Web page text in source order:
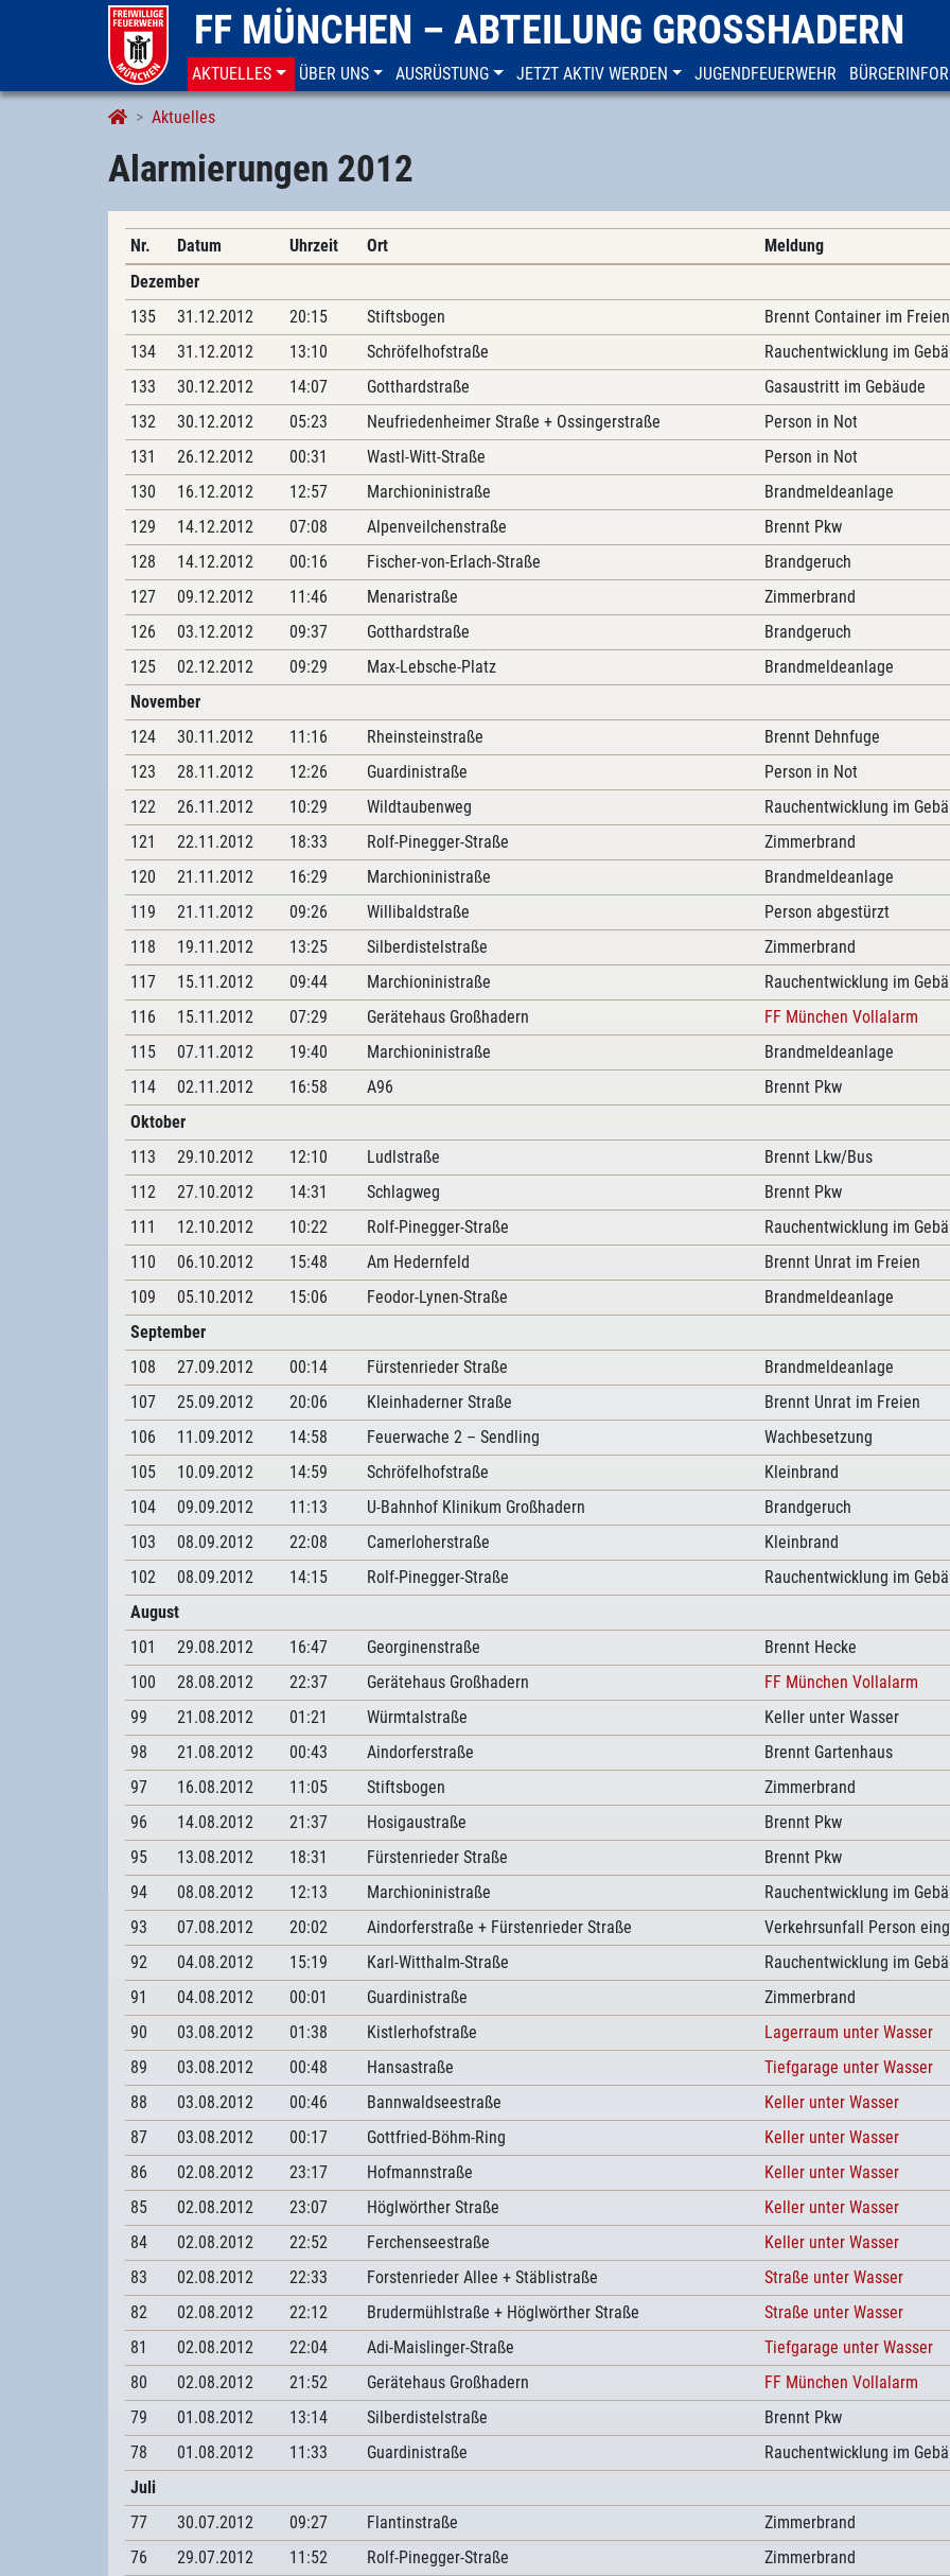
FF MÜNCHEN – ABTEILUNG GROSSHADERN
AKTUELLES ÜBER UNS AUSRÜSTUNG JETZT AKTIV WERDEN JUGENDFEUERWEHR
Aktuelles
Alarmierungen
Alarmierungen 2012
Nr. Datum Uhrzeit Ort
Meldung
Dezember
135
31.12.2012 20:15 Stiftsbogen
Brennt Container im Freien
134
31.12.2012 13:10 Schröfelhofstraße
Rauchentwicklung im
133
30.12.2012 14:07 Gotthardstraße
Gasaustritt im Gebäude
132
30.12.2012 05:23 Neufriedenheimer Straße + Ossingerstraße
Person in Not
131
26.12.2012 00:31 Wastl-Witt-Straße
Person in Not
130
16.12.2012 12:57 Marchioninistraße
Brandmeldeanlage
129
14.12.2012 07:08 Alpenveilchenstraße
Brennt Pkw
128
14.12.2012 00:16 Fischer-von-Erlach-Straße
Brandgeruch
127
09.12.2012 11:46 Menaristraße
Zimmerbrand
126
03.12.2012 09:37 Gotthardstraße
Brandgeruch
125
02.12.2012 09:29 Max-Lebsche-Platz
Brandmeldeanlage
November
124
30.11.2012 11:16 Rheinsteinstraße
Brennt Dehnfuge
123
28.11.2012 12:26 Guardinistraße
Person in Not
122
26.11.2012 10:29 Wildtaubenweg
Rauchentwicklung im
121
22.11.2012 18:33 Rolf-Pinegger-Straße
Zimmerbrand
120
21.11.2012 16:29 Marchioninistraße
Brandmeldeanlage
119
21.11.2012 09:26 Willibaldstraße
Person abgestürzt
118
19.11.2012 13:25 Silberdistelstraße
Zimmerbrand
117
15.11.2012 09:44 Marchioninistraße
Rauchentwicklung im
116
15.11.2012 07:29 Gerätehaus Großhadern
FF München Vollalarm
115
07.11.2012 19:40 Marchioninistraße
Brandmeldeanlage
114
02.11.2012 16:58 A96
Brennt Pkw
Oktober
113
29.10.2012 12:10 Ludlstraße
Brennt Lkw/Bus
112
27.10.2012 14:31 Schlagweg
Brennt Pkw
111
12.10.2012 10:22 Rolf-Pinegger-Straße
Rauchentwicklung im
110
06.10.2012 15:48 Am Hedernfeld
Brennt Unrat im Freien
109
05.10.2012 15:06 Feodor-Lynen-Straße
Brandmeldeanlage
September
108
27.09.2012 00:14 Fürstenrieder Straße
Brandmeldeanlage
107
25.09.2012 20:06 Kleinhaderner Straße
Brennt Unrat im Freien
106
11.09.2012 14:58 Feuerwache 2 – Sendling
Wachbesetzung
105
10.09.2012 14:59 Schröfelhofstraße
Kleinbrand
104
09.09.2012 11:13 U-Bahnhof Klinikum Großhadern
Brandgeruch
103
08.09.2012 22:08 Camerloherstraße
Kleinbrand
102
08.09.2012 14:15 Rolf-Pinegger-Straße
Rauchentwicklung im
August
101
29.08.2012 16:47 Georginenstraße
Brennt Hecke
100
28.08.2012 22:37 Gerätehaus Großhadern
FF München Vollalarm
99
21.08.2012 01:21 Würmtalstraße
Keller unter Wasser
98
21.08.2012 00:43 Aindorferstraße
Brennt Gartenhaus
97
16.08.2012 11:05 Stiftsbogen
Zimmerbrand
96
14.08.2012 21:37 Hosigaustraße
Brennt Pkw
95
13.08.2012 18:31 Fürstenrieder Straße
Brennt Pkw
94
08.08.2012 12:13 Marchioninistraße
Rauchentwicklung im
93
07.08.2012 20:02 Aindorferstraße + Fürstenrieder Straße
Verkehrsunfall Person
92
04.08.2012 15:19 Karl-Witthalm-Straße
Rauchentwicklung im
91
04.08.2012 00:01 Guardinistraße
Zimmerbrand
90
03.08.2012 01:38 Kistlerhofstraße
Lagerraum unter Wasser
89
03.08.2012 00:48 Hansastraße
Tiefgarage unter Wasser
88
03.08.2012 00:46 Bannwaldseestraße
Keller unter Wasser
87
03.08.2012 00:17 Gottfried-Böhm-Ring
Keller unter Wasser
86
02.08.2012 23:17 Hofmannstraße
Keller unter Wasser
85
02.08.2012 23:07 Höglwörther Straße
Keller unter Wasser
84
02.08.2012 22:52 Ferchenseestraße
Keller unter Wasser
83
02.08.2012 22:33 Forstenrieder Allee + Stäblistraße
Straße unter Wasser
82
02.08.2012 22:12 Brudermühlstraße + Höglwörther Straße
Straße unter Wasser
81
02.08.2012 22:04 Adi-Maislinger-Straße
Tiefgarage unter Wasser
80
02.08.2012 21:52 Gerätehaus Großhadern
FF München Vollalarm
79
01.08.2012 13:14 Silberdistelstraße
Brennt Pkw
78
01.08.2012 11:33 Guardinistraße
Rauchentwicklung im
Juli
77
30.07.2012 09:27 Flantinstraße
Zimmerbrand
76
29.07.2012 11:52 Rolf-Pinegger-Straße
Zimmerbrand